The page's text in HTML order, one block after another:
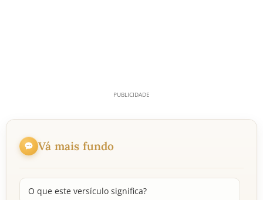
Vá mais fundo
O que este versículo significa?